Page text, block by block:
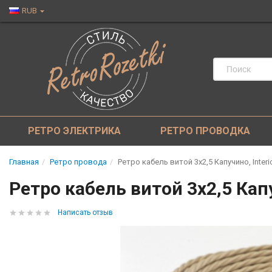
RUB
РЕТРО ЭЛЕКТРИКА РЕТРО ПРОВОДКА
Главная Ретро провода Ретро кабель витой 3x2,5 Капучино,
Ретро кабель витой 3x2,5
Написать отзыв